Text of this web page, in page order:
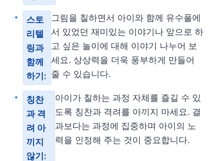
스토
리텔
링과
함께
하기:
그림을 칠하면서 아이와 함께 유수풀에
서 있었던 재미있는 이야기나 앞으로 하
고 싶은 놀이에 대해 이야기 나누어 보
세요. 상상력을 더욱 풍부하게 만들어
줄 수 있습니다.
칭찬
과 격
려 아
끼지
않기:
아이가 칠하는 과정 자체를 즐길 수 있
도록 칭찬과 격려를 아끼지 마세요. 결
과보다는 과정에 집중하며 아이의 노
력을 인정해 주는 것이 중요합니다.